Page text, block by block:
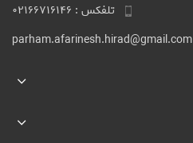
تلفکس : ۰۲۱۶۶۷۱۶۱۴۶
parham.afarinesh.hirad@gmail.com